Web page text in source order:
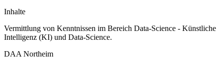
Inhalte
Vermittlung von Kenntnissen im Bereich Data-Science - Künstliche
Intelligenz (KI) und Data-Science.
DAA Northeim